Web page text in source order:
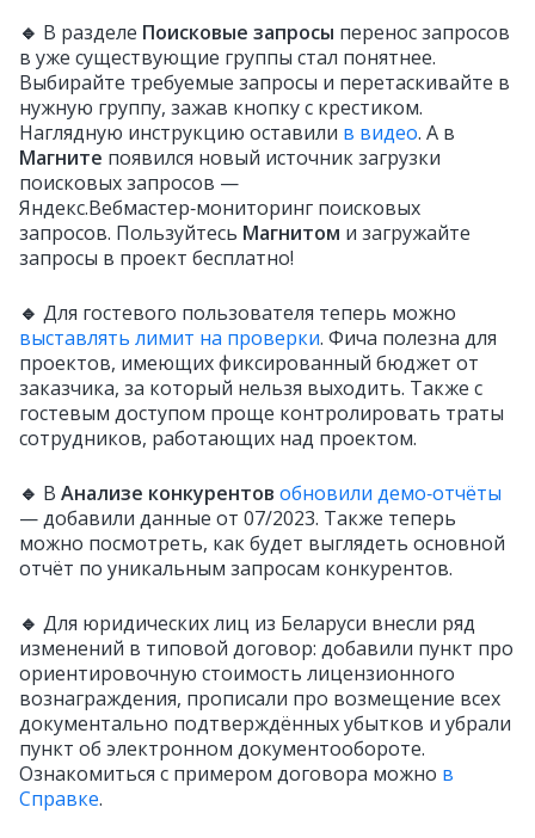
🔹 В разделе Поисковые запросы перенос запросов
в уже существующие группы стал понятнее.
Выбирайте требуемые запросы и перетаскивайте в
нужную группу, зажав кнопку с крестиком.
Наглядную инструкцию оставили в видео. А в
Магните появился новый источник загрузки
поисковых запросов —
Яндекс.Вебмастер‑мониторинг поисковых
запросов. Пользуйтесь Магнитом и загружайте
запросы в проект бесплатно!
🔹 Для гостевого пользователя теперь можно
выставлять лимит на проверки. Фича полезна для
проектов, имеющих фиксированный бюджет от
заказчика, за который нельзя выходить. Также с
гостевым доступом проще контролировать траты
сотрудников, работающих над проектом.
🔹 В Анализе конкурентов обновили демо‑отчёты
— добавили данные от 07/2023. Также теперь
можно посмотреть, как будет выглядеть основной
отчёт по уникальным запросам конкурентов.
🔹 Для юридических лиц из Беларуси внесли ряд
изменений в типовой договор: добавили пункт про
ориентировочную стоимость лицензионного
вознаграждения, прописали про возмещение всех
документально подтверждённых убытков и убрали
пункт об электронном документообороте.
Ознакомиться с примером договора можно в
Справке.